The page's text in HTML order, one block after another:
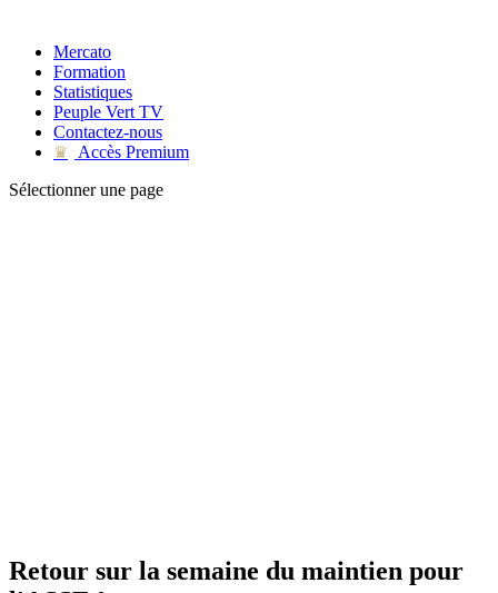
Mercato
Formation
Statistiques
Peuple Vert TV
Contactez-nous
♛
Accès Premium
Sélectionner une page
Retour sur la semaine du maintien pour